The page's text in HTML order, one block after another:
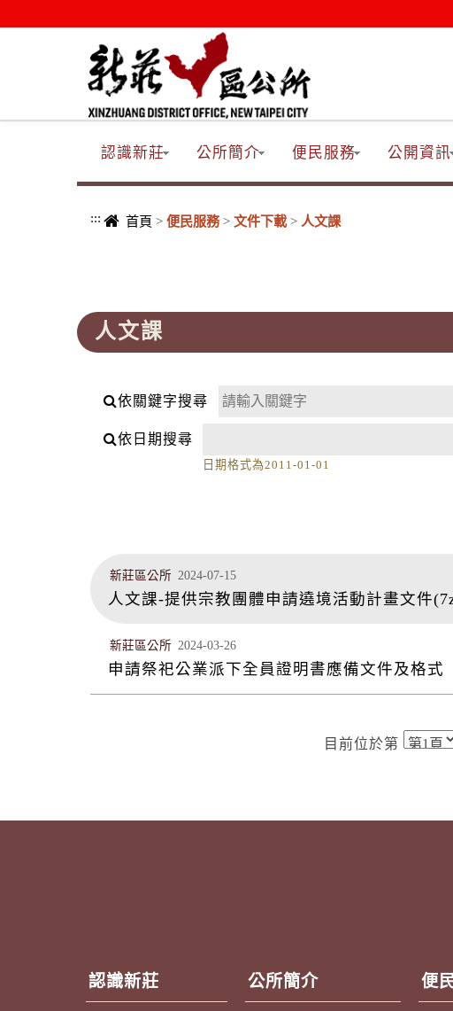
認識新莊 公所簡介 便民服務 公開資訊
::: 首頁 > 便民服務> 文件下載> 人文課
人文課
依關鍵字搜尋
依日期搜尋
日期格式為2011-01-01
新莊區公所 2024-07-15
人文課-提供宗教團體申請遶境活動計畫文件
新莊區公所 2024-03-26
申請祭祀公業派下全員證明書應備文件及格式
目前位於第
認識新莊 公所簡介 便